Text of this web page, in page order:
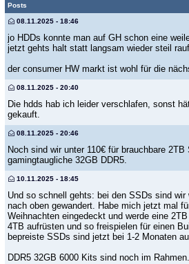
Posts
08.11.2025 - 18:46
jo HDDs konnte man auf GH schon eine
jetzt gehts halt statt langsam wieder steil
der consumer HW markt ist wohl für die
08.11.2025 - 20:40
Die hdds hab ich leider verschlafen, sonst
gekauft.
08.11.2025 - 20:46
Noch sind wir unter 110€ für brauchbare
gamingtaugliche 32GB DDR5.
10.11.2025 - 18:45
Und so schnell gehts: bei den SSDs sind wir
nach oben gewandert. Habe mich jetzt mal
Weihnachten eingedeckt und werde eine
4TB aufrüsten und so freispielen für einen
bepreiste SSDs sind jetzt bei 1-2 Monaten
DDR5 32GB 6000 Kits sind noch im Rahmen.